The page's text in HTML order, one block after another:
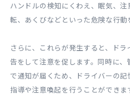
ハンドルの検知にくわえ、眠気、
転、あくびなどといった危険な行動
さらに、これらが発生すると、ド
告をして注意を促します。同時に
で通知が届くため、ドライバーの
指導や注意喚起を行うことができ